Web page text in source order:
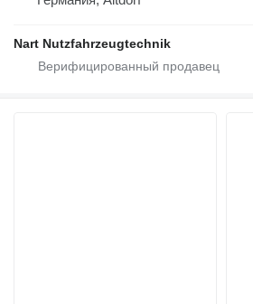
Nart Nutzfahrzeugtechnik